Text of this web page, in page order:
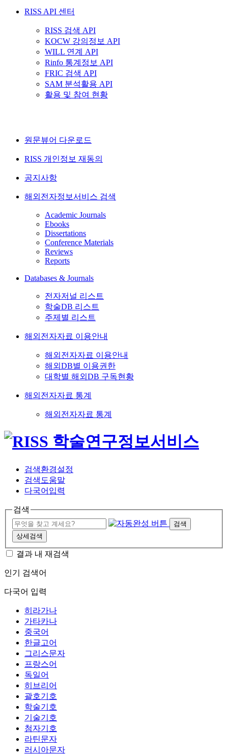
RISS API 센터
RISS 검색 API
KOCW 강의정보 API
WILL 연계 API
Rinfo 통계정보 API
FRIC 검색 API
SAM 분석활용 API
활용 및 참여 현황
원문뷰어 다운로드
RISS 개인정보 재동의
공지사항
해외전자정보서비스 검색
Academic Journals
Ebooks
Dissertations
Conference Materials
Reviews
Reports
Databases & Journals
전자저널 리스트
학술DB 리스트
주제별 리스트
해외전자자료 이용안내
해외전자자료 이용안내
해외DB별 이용권한
대학별 해외DB 구독현황
해외전자자료 통계
해외전자자료 통계
검색환경설정
검색도움말
다국어입력
검색
검색
상세검색
결과 내 재검색
인기 검색어
다국어 입력
히라가나
가타카나
중국어
한글고어
그리스문자
프랑스어
독일어
히브리어
괄호기호
학술기호
기술기호
첨자기호
라틴문자
러시아문자